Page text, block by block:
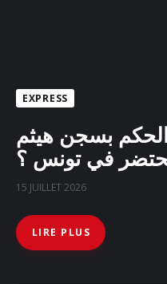
EXPRESS
#121 | الحكم بسجن هيثم
في تونس ؟
15 JUILLET 2026
LIRE PLUS